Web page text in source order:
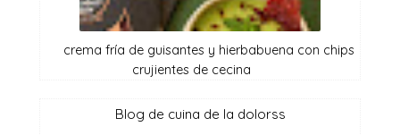
crema fría de guisantes y hierbabuena con chips
crujientes de cecina
blog de cuina de la dolorss